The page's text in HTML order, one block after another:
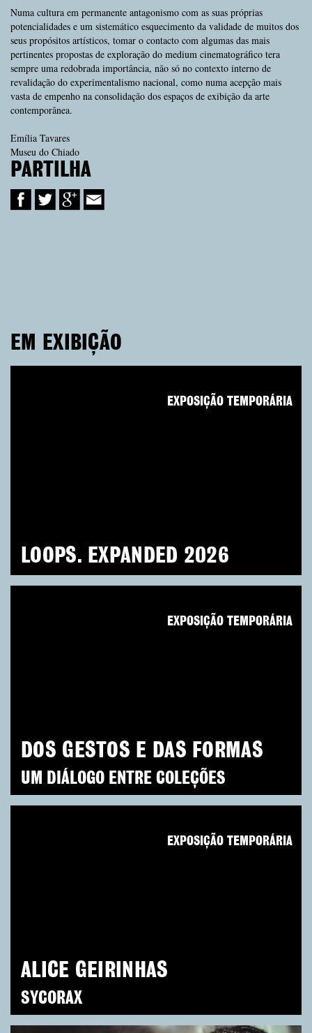
Numa cultura em permanente antagonismo com as suas próprias
potencialidades e um sistemático esquecimento da validade de muitos dos
seus propósitos artísticos, tomar o contacto com algumas das mais
pertinentes propostas de exploração do medium cinematográfico tera
sempre uma redobrada importância, não só no contexto interno de
revalidação do experimentalismo nacional, como numa acepção mais
vasta de empenho na consolidação dos espaços de exibição da arte
contemporânea.
Emília Tavares
Museu do Chiado
PARTILHA
EM EXIBIÇÃO
LOOPS. EXPANDED 2026
EXPOSIÇÃO TEMPORÁRIA
DOS GESTOS E DAS FORMAS
UM DIÁLOGO ENTRE COLEÇÕES
EXPOSIÇÃO TEMPORÁRIA
ALICE GEIRINHAS
SYCORAX
EXPOSIÇÃO TEMPORÁRIA